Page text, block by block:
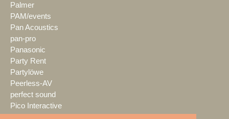
Palmer
PAM/events
Pan Acoustics
pan-pro
Panasonic
Party Rent
Partylöwe
Peerless-AV
perfect sound
Pico Interactive